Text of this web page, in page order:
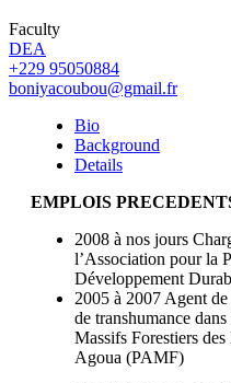
Faculty
DEA
+229 95050884
boniyacoubou@gmail.fr
Bio
Background
Details
EMPLOIS
2008 à nos jours
l’Association pour la
Développement
2005 à 2007 Agent
de transhumance
Massifs Forestiers
Agoua (PAMF)